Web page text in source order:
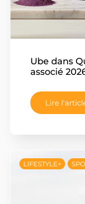
Ube dans
associé
Lire
LIFESTYLE+